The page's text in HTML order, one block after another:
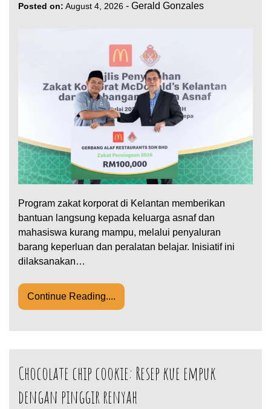
Posted on: August 4, 2026 - Gerald Gonzales
Program zakat korporat di Kelantan memberikan
bantuan langsung kepada keluarga asnaf dan
mahasiswa kurang mampu, melalui penyaluran
barang keperluan dan peralatan belajar. Inisiatif ini
dilaksanakan…
Continue Reading....
Chocolate chip cookie: Resep kue empuk
dengan pinggir renyah